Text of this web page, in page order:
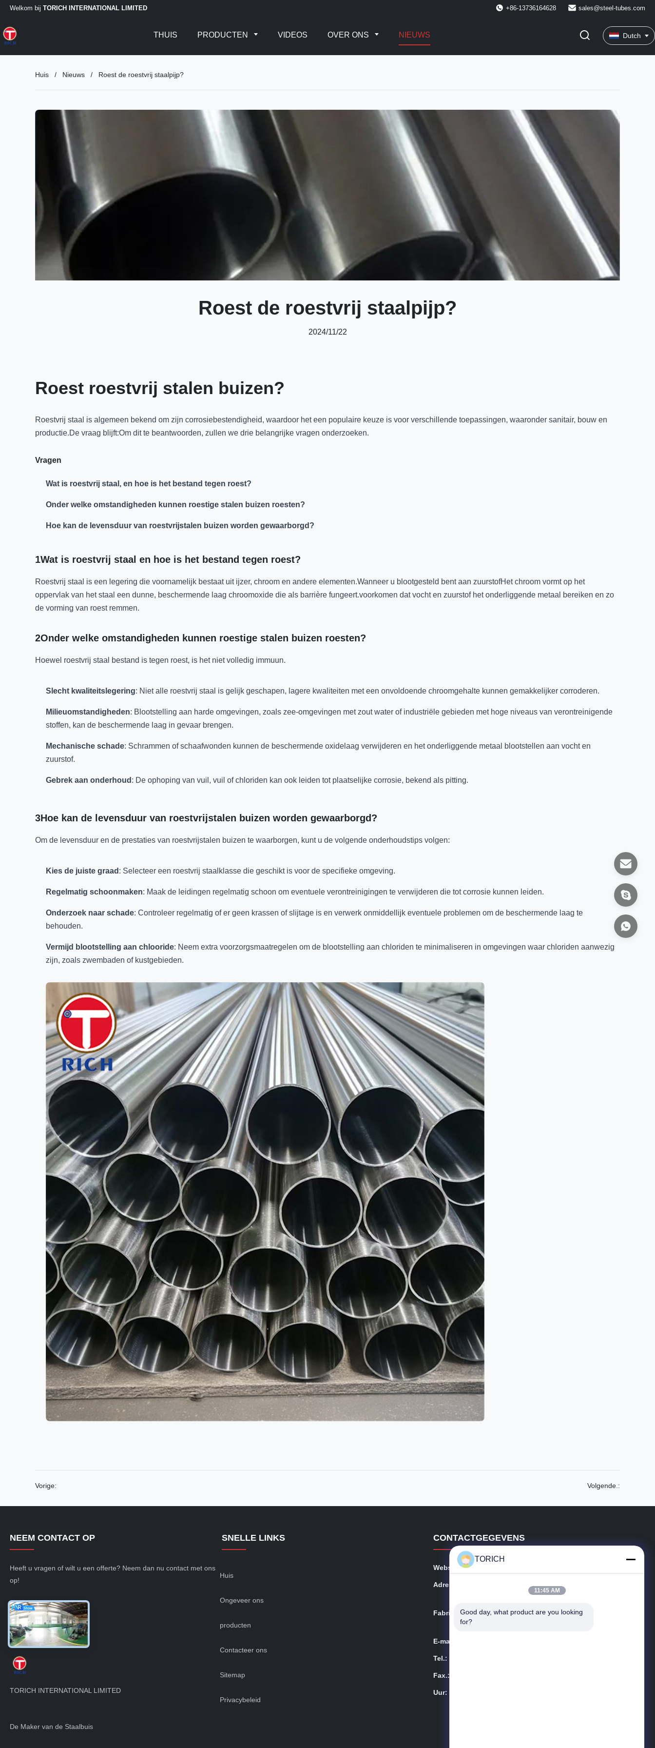
Welkom bij TORICH INTERNATIONAL LIMITED +86-13736164628 sales@steel-tubes.com
THUIS PRODUCTEN VIDEOS OVER ONS NIEUWS Dutch
Huis / Nieuws / Roest de roestvrij staalpijp?
Roest de roestvrij staalpijp?
2024/11/22
Roest roestvrij stalen buizen?
Roestvrij staal is algemeen bekend om zijn corrosiebestendigheid, waardoor het een populaire keuze is voor verschillende toepassingen, waaronder sanitair, bouw en
productie.De vraag blijft:Om dit te beantwoorden, zullen we drie belangrijke vragen onderzoeken.
Vragen
Wat is roestvrij staal, en hoe is het bestand tegen roest?
Onder welke omstandigheden kunnen roestige stalen buizen roesten?
Hoe kan de levensduur van roestvrijstalen buizen worden gewaarborgd?
1Wat is roestvrij staal en hoe is het bestand tegen roest?
Roestvrij staal is een legering die voornamelijk bestaat uit ijzer, chroom en andere elementen.Wanneer u blootgesteld bent aan zuurstofHet chroom vormt op het
oppervlak van het staal een dunne, beschermende laag chroomoxide die als barrière fungeert.voorkomen dat vocht en zuurstof het onderliggende metaal bereiken en zo
de vorming van roest remmen.
2Onder welke omstandigheden kunnen roestige stalen buizen roesten?
Hoewel roestvrij staal bestand is tegen roest, is het niet volledig immuun.
Slecht kwaliteitslegering: Niet alle roestvrij staal is gelijk geschapen, lagere kwaliteiten met een onvoldoende chroomgehalte kunnen gemakkelijker corroderen.
Milieuomstandigheden: Blootstelling aan harde omgevingen, zoals zee-omgevingen met zout water of industriële gebieden met hoge niveaus van verontreinigende
stoffen, kan de beschermende laag in gevaar brengen.
Mechanische schade: Schrammen of schaafwonden kunnen de beschermende oxidelaag verwijderen en het onderliggende metaal blootstellen aan vocht en
zuurstof.
Gebrek aan onderhoud : De ophoping van vuil, vuil of chloriden kan ook leiden tot plaatselijke corrosie, bekend als pitting.
3Hoe kan de levensduur van roestvrijstalen buizen worden gewaarborgd?
Om de levensduur en de prestaties van roestvrijstalen buizen te waarborgen, kunt u de volgende onderhoudstips volgen:
Kies de juiste graad : Selecteer een roestvrij staalklasse die geschikt is voor de specifieke omgeving.
Regelmatig schoonmaken: Maak de leidingen regelmatig schoon om eventuele verontreinigingen te verwijderen die tot corrosie kunnen leiden.
Onderzoek naar schade: Controleer regelmatig of er geen krassen of slijtage is en verwerk onmiddellijk eventuele problemen om de beschermende laag te
behouden.
Vermijd blootstelling aan chlooride: Neem extra voorzorgsmaatregelen om de blootstelling aan chloriden te minimaliseren in omgevingen waar chloriden aanwezig
zijn, zoals zwembaden of kustgebieden.
Vorige: Volgende.:
NEEM CONTACT OP
Heeft u vragen of wilt u een offerte? Neem dan nu contact met ons
op!
Nu aanvragen
TORICH INTERNATIONAL LIMITED
De Maker van de Staalbuis
SNELLE LINKS
Huis
Ongeveer ons
producten
Contacteer ons
Sitemap
Privacybeleid
CONTACTGEGEVENS
Website:
Adres:
Suite 1604-3, Hongan Plaza, #258 Die Yuan Road, Yin
zhou District, Ningbo City, China
Fabriek:
Daqiao die Streek Haiyan, Zhejiang-Provincie, China o
E-mail:
Tel.:
Fax.:
Uur:
TORICH
11:45 AM
Good day, what product are you looking
for?